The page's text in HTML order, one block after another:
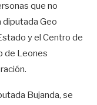
que no
diputada Geo
y el Centro de
de Leones
Bujanda, se